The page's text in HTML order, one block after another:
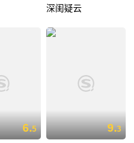
深闺疑云
6.5 9.3